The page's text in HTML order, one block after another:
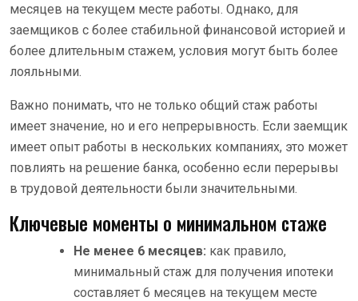
месяцев на текущем месте работы. Однако, для
заемщиков с более стабильной финансовой историей и
более длительным стажем, условия могут быть более
лояльными.
Важно понимать, что не только общий стаж работы
имеет значение, но и его непрерывность. Если заемщик
имеет опыт работы в нескольких компаниях, это может
повлиять на решение банка, особенно если перерывы
в трудовой деятельности были значительными.
Ключевые моменты о минимальном стаже
Не менее 6 месяцев: как правило,
минимальный стаж для получения ипотеки
составляет 6 месяцев на текущем месте